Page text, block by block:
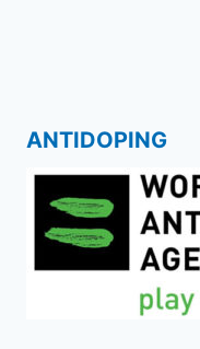
ANTIDOPING